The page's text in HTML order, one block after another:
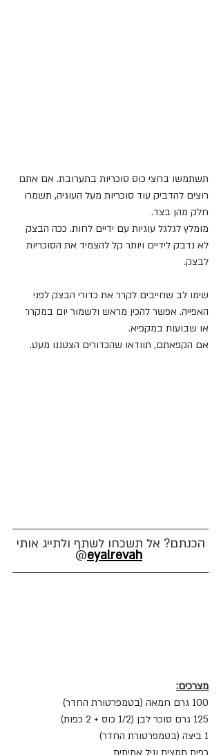
תשתמשו בחצי כוס סוכריות בתערובת. אם אתם
רוצים להדביק עוד סוכריות מעל העוגיה, תשמרו
חלק מהן בצד.
מומלץ לגלגל עוגיות עם ידיים לחות. ככה הבצק
לא נדבק לידיים ויותר קל להצמיד את הסוכריות
לבצק.
שימו לב שחייבים לקרר את כדורי הבצק לפני
האפייה. אפשר להכין מראש ולשמור יום במקרר
או שבועות במקפיא.
אם הקפאתם, תוודאו שהכדורים הצטננו מעט.
הכנתם? אל תשכחו לשתף ולתייג אותי
@eyalrevah
מצרכים:
100 גרם חמאה (בטמפרטורת החדר)
125 גרם סוכר לבן (1/2 כוס + 2 כפות)
1 ביצה (בטמפרטורת החדר)
כפית תמצית וניל אמיתית